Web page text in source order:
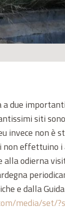
due
siti
invece non è
effettuino
odierna
e dalla
media/set/